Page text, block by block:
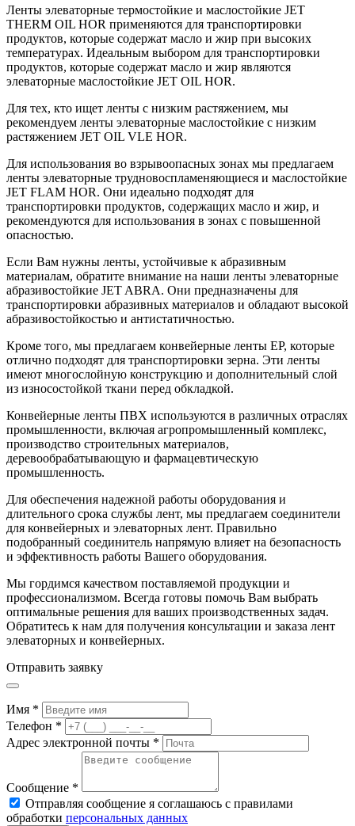
Ленты элеваторные термостойкие и маслостойкие JET
THERM OIL HOR применяются для транспортировки
продуктов, которые содержат масло и жир при высоких
температурах. Идеальным выбором для транспортировки
продуктов, которые содержат масло и жир являются
элеваторные маслостойкие JET OIL HOR.
Для тех, кто ищет ленты с низким растяжением, мы
рекомендуем ленты элеваторные маслостойкие с низким
растяжением JET OIL VLE HOR.
Для использования во взрывоопасных зонах мы предлагаем
ленты элеваторные трудновоспламеняющиеся и маслостойкие
JET FLAM HOR. Они идеально подходят для
транспортировки продуктов, содержащих масло и жир, и
рекомендуются для использования в зонах с повышенной
опасностью.
Если Вам нужны ленты, устойчивые к абразивным
материалам, обратите внимание на наши ленты элеваторные
абразивостойкие JET ABRA. Они предназначены для
транспортировки абразивных материалов и обладают высокой
абразивостойкостью и антистатичностью.
Кроме того, мы предлагаем конвейерные ленты EP, которые
отлично подходят для транспортировки зерна. Эти ленты
имеют многослойную конструкцию и дополнительный слой
из износостойкой ткани перед обкладкой.
Конвейерные ленты ПВХ используются в различных отраслях
промышленности, включая агропромышленный комплекс,
производство строительных материалов,
деревообрабатывающую и фармацевтическую
промышленность.
Для обеспечения надежной работы оборудования и
длительного срока службы лент, мы предлагаем соединители
для конвейерных и элеваторных лент. Правильно
подобранный соединитель напрямую влияет на безопасность
и эффективность работы Вашего оборудования.
Мы гордимся качеством поставляемой продукции и
профессионализмом. Всегда готовы помочь Вам выбрать
оптимальные решения для ваших производственных задач.
Обратитесь к нам для получения консультации и заказа лент
элеваторных и конвейерных.
Отправить заявку
Имя *
Телефон *
Адрес электронной почты *
Сообщение *
Отправляя сообщение я соглашаюсь с правилами
обработки персональных данных